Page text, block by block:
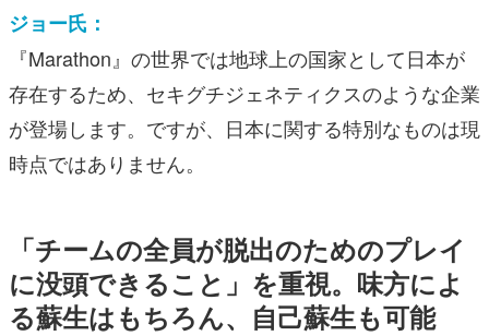
ジョー氏：
『Marathon』の世界では地球上の国家として日本が
存在するため、セキグチジェネティクスのような企業
が登場します。ですが、日本に関する特別なものは現
時点ではありません。
「チームの全員が脱出のためのプレイ
に没頭できること」を重視。味方によ
る蘇生はもちろん、自己蘇生も可能